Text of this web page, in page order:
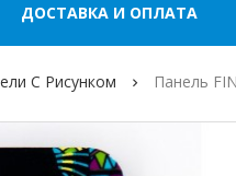
ДОСТАВКА И ОПЛАТА
С Рисунком Панель